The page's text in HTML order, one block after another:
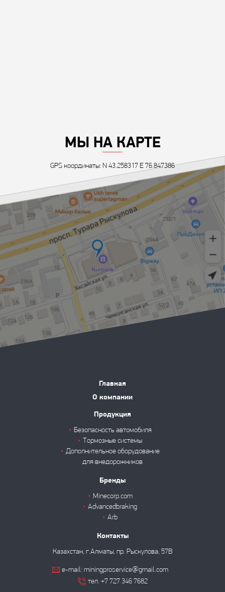
МЫ НА КАРТЕ
GPS координаты: N 43.258317 E 76.847386
Главная
О компании
Продукция
Безопасность автомобиля
Тормозные системы
Дополнительное оборудование
для внедорожников
Бренды
Minecorp.com
Advancedbraking
Arb
Контакты
Казахстан, г.Алматы, пр. Рыскулова, 57В
e-mail: miningproservice@gmail.com
тел. +7 727 346 7682